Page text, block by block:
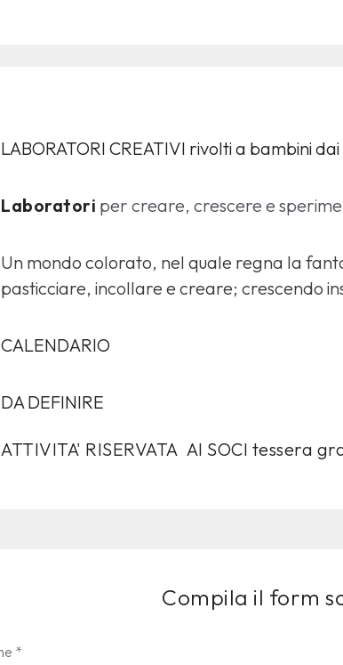
LABORATORI CREATIVI rivolti a bambini dai
Laboratori per creare, crescere e
Un mondo colorato, nel quale regna la
pasticciare, incollare e creare; crescendo
CALENDARIO
DA DEFINIRE
ATTIVITA' RISERVATA AI SOCI tessera
Compila il form